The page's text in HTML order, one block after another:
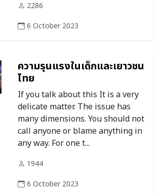
2286
6 October 2023
ความรุนแรงในเด็กและเยาวชน
ไทย
If you talk about this It is a very
delicate matter. The issue has
many dimensions. You should not
call anyone or blame anything in
any way. For one t...
1944
6 October 2023